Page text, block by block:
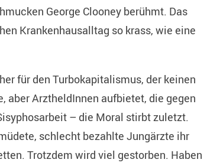
George Clooney berühmt. Das
Krankenhausalltag so krass, wie eine
für den Turbokapitalismus, der keinen
aber ArztheldInnen aufbietet, die gegen
– die Moral stirbt zuletzt.
schlecht bezahlte Jungärzte ihr
Trotzdem wird viel gestorben. Haben